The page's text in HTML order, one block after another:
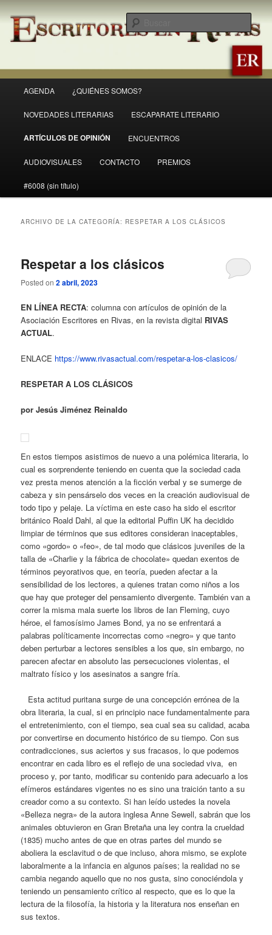
Ir
al
contenido
principal
Ir
al
contenido
secundario
Revista Escritores en Rivas
principal
AGENDA ¿QUIÉNES SOMOS?
NOVEDADES LITERARIAS ESCAPARATE LITERARIO
ARTÍCULOS DE OPINIÓN ENCUENTROS
AUDIOVISUALES CONTACTO PREMIOS
#6008 (sin título)
ARCHIVO DE LA CATEGORÍA: RESPETAR A LOS CLÁSICOS
Respetar a los clásicos
Posted on2 abril, 2023
EN LÍNEA RECTA: columna con artículos de opinión de la
Asociación Escritores en Rivas, en la revista digital RIVAS
ACTUAL.
ENLACE https://www.rivasactual.com/respetar-a-los-clasicos/
RESPETAR A LOS CLÁSICOS
por Jesús Jiménez Reinaldo
En estos tiempos asistimos de nuevo a una polémica literaria, lo
cual es sorprendente teniendo en cuenta que la sociedad cada
vez presta menos atención a la ficción verbal y se sumerge de
cabeza y sin pensárselo dos veces en la creación audiovisual de
todo tipo y pelaje. La víctima en este caso ha sido el escritor
británico Roald Dahl, al que la editorial Puffin UK ha decidido
limpiar de términos que sus editores consideran inaceptables,
como «gordo» o «feo», de tal modo que clásicos juveniles de la
talla de «Charlie y la fábrica de chocolate» quedan exentos de
términos peyorativos que, en teoría, pueden afectar a la
sensibilidad de los lectores, a quienes tratan como niños a los
que hay que proteger del pensamiento divergente. También van a
correr la misma mala suerte los libros de Ian Fleming, cuyo
héroe, el famosísimo James Bond, ya no se enfrentará a
palabras políticamente incorrectas como «negro» y que tanto
deben perturbar a lectores sensibles a los que, sin embargo, no
parecen afectar en absoluto las persecuciones violentas, el
maltrato físico y los asesinatos a sangre fría.
Esta actitud puritana surge de una concepción errónea de la
obra literaria, la cual, si en principio nace fundamentalmente para
el entretenimiento, con el tiempo, sea cual sea su calidad, acaba
por convertirse en documento histórico de su tiempo. Con sus
contradicciones, sus aciertos y sus fracasos, lo que podemos
encontrar en cada libro es el reflejo de una sociedad viva, en
proceso y, por tanto, modificar su contenido para adecuarlo a los
efímeros estándares vigentes no es sino una traición tanto a su
creador como a su contexto. Si han leído ustedes la novela
«Belleza negra» de la autora inglesa Anne Sewell, sabrán que los
animales obtuvieron en Gran Bretaña una ley contra la crueldad
(1835) mucho antes de que en otras partes del mundo se
aboliera la esclavitud o de que incluso, ahora mismo, se explote
laboralmente a la infancia en algunos países; la realidad no se
cambia negando aquello que no nos gusta, sino conociéndola y
teniendo un pensamiento crítico al respecto, que es lo que la
lectura de la filosofía, la historia y la literatura nos enseñan en
sus textos.